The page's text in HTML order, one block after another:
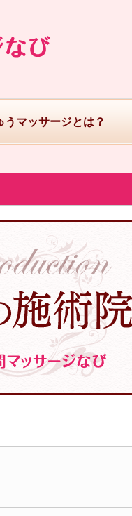
うマッサージとは？